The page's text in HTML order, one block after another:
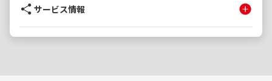
サービス情報